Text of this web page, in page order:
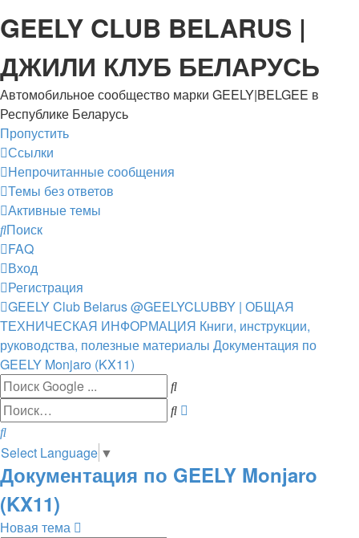
GEELY CLUB BELARUS |
ДЖИЛИ КЛУБ БЕЛАРУСЬ
Автомобильное сообщество марки GEELY|BELGEE в
Республике Беларусь
Пропустить
Ссылки
Непрочитанные сообщения
Темы без ответов
Активные темы
Поиск
FAQ
Вход
Регистрация
GEELY Club Belarus@GEELYCLUBBY | ОБЩАЯ
ТЕХНИЧЕСКАЯ ИНФОРМАЦИЯ Книги, инструкции,
руководства, полезные материалы Документация по
GEELY Monjaro (KX11)
Поиск
Поиск
Select Language ▼
Документация по GEELY Monjaro
(KX11)
Новая тема